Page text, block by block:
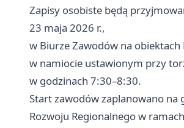
Zapisy osobiste będą
23 maja 2026 r.,
w Biurze Zawodów na obiektach
w namiocie ustawionym przy
w godzinach 7:30–8:30.
Start zawodów zaplanowano na
Rozwoju Regionalnego w